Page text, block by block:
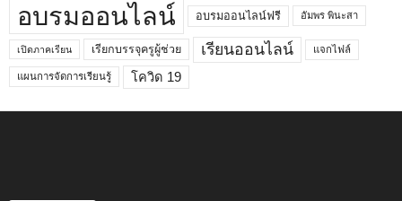
อบรมออนไลน์ อบรมออนไลน์ฟรี อัมพร พินะสา
เปิดภาคเรียน เรียกบรรจุครูผู้ช่วย เรียนออนไลน์ แจกไฟล์
แผนการจัดการเรียนรู้ โควิด 19